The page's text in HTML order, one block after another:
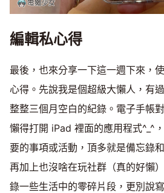
編輯私心得
最後，也來分享一下這一週下來，
心得。先說我是個超級大懶人，有
整整三個月空白的紀錄。電子手帳
懶得打開 iPad 裡面的應用程式^_^
要的事項或活動，頂多就是備忘錄
再加上也沒啥在玩社群（真的好懶
錄一些生活中的零碎片段，更別說